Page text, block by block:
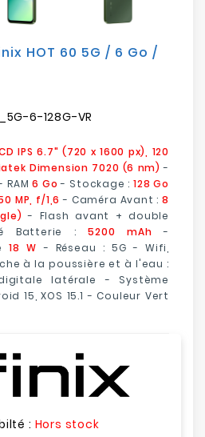
HOT 60 5G / 6 Go /
6-128G-VR
IPS 6.7" (720 x 1600 px), 120
Dimension 7020 (6 nm) -
RAM6 Go - Stockage :128 Go
MP, f/1,6 - Caméra Avant :8
- Flash avant + double
Batterie :5200 mAh -
18 W - Réseau : 5G - Wifi,
à la poussière et à l'eau :
latérale - Système
15, XOS 15.1 - Couleur Vert
: Hors stock